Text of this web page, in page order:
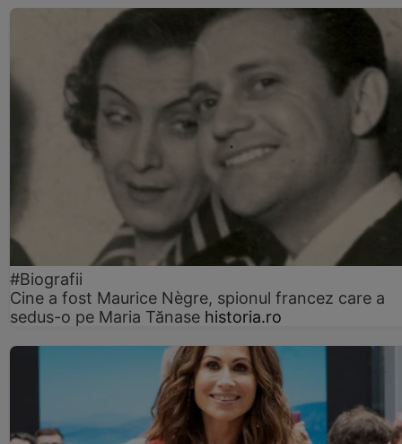
#Biografii
Cine a fost Maurice Nègre, spionul francez care a
sedus-o pe Maria Tănase historia.ro